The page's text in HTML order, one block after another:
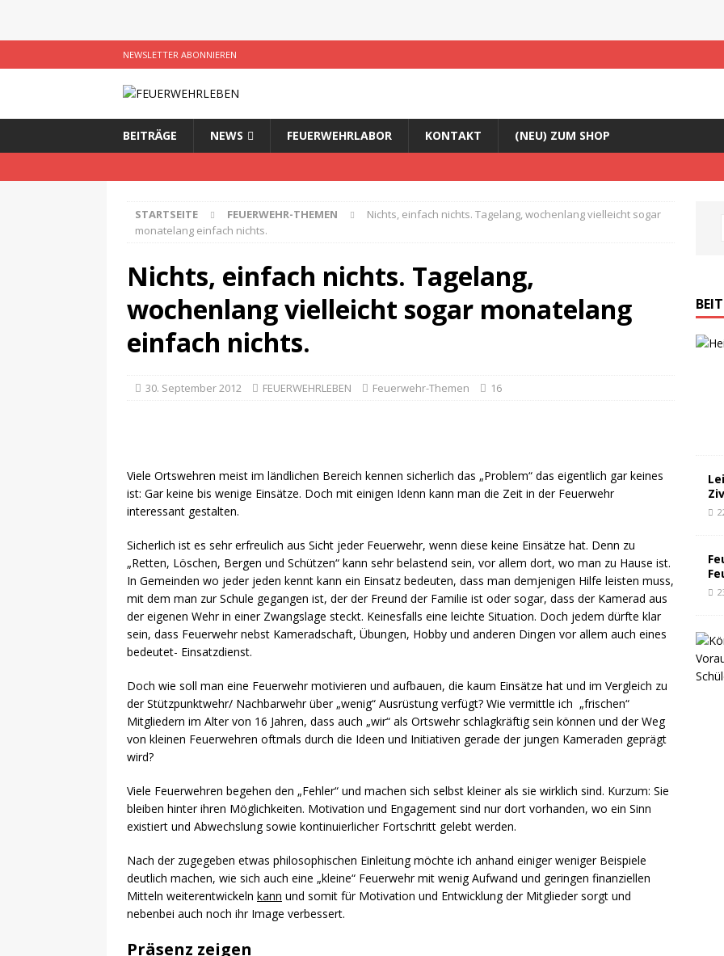
NEWSLETTER ABONNIEREN
BEITRÄGE NEWS FEUERWEHRLABOR KONTAKT (NEU) ZUM SHOP
STARTSEITE FEUERWEHR-THEMEN
Nichts, einfach nichts. Tagelang, wochenlang vielleicht sogar
monatelang einfach nichts.
Nichts, einfach nichts. Tagelang,
wochenlang vielleicht sogar monatelang
einfach nichts.
30. September 2012 FEUERWEHRLEBEN Feuerwehr-Themen 16
Viele Ortswehren meist im ländlichen Bereich kennen sicherlich das „Problem“ das eigentlich gar keines
ist: Gar keine bis wenige Einsätze. Doch mit einigen Idenn kann man die Zeit in der Feuerwehr
interessant gestalten.
Sicherlich ist es sehr erfreulich aus Sicht jeder Feuerwehr, wenn diese keine Einsätze hat. Denn zu
„Retten, Löschen, Bergen und Schützen“ kann sehr belastend sein, vor allem dort, wo man zu Hause ist.
In Gemeinden wo jeder jeden kennt kann ein Einsatz bedeuten, dass man demjenigen Hilfe leisten muss,
mit dem man zur Schule gegangen ist, der der Freund der Familie ist oder sogar, dass der Kamerad aus
der eigenen Wehr in einer Zwangslage steckt. Keinesfalls eine leichte Situation. Doch jedem dürfte klar
sein, dass Feuerwehr nebst Kameradschaft, Übungen, Hobby und anderen Dingen vor allem auch eines
bedeutet- Einsatzdienst.
Doch wie soll man eine Feuerwehr motivieren und aufbauen, die kaum Einsätze hat und im Vergleich zu
der Stützpunktwehr/ Nachbarwehr über „wenig“ Ausrüstung verfügt? Wie vermittle ich „frischen“
Mitgliedern im Alter von 16 Jahren, dass auch „wir“ als Ortswehr schlagkräftig sein können und der Weg
von kleinen Feuerwehren oftmals durch die Ideen und Initiativen gerade der jungen Kameraden geprägt
wird?
Viele Feuerwehren begehen den „Fehler“ und machen sich selbst kleiner als sie wirklich sind. Kurzum: Sie
bleiben hinter ihren Möglichkeiten. Motivation und Engagement sind nur dort vorhanden, wo ein Sinn
existiert und Abwechslung sowie kontinuierlicher Fortschritt gelebt werden.
Nach der zugegeben etwas philosophischen Einleitung möchte ich anhand einiger weniger Beispiele
deutlich machen, wie sich auch eine „kleine“ Feuerwehr mit wenig Aufwand und geringen finanziellen
Mitteln weiterentwickeln kann und somit für Motivation und Entwicklung der Mitglieder sorgt und
nebenbei auch noch ihr Image verbessert.
Präsenz zeigen